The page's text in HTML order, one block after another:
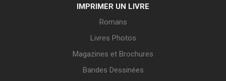
IMPRIMER UN LIVRE
Romans
Livres Photos
Magazines et Brochures
Bandes Dessinées